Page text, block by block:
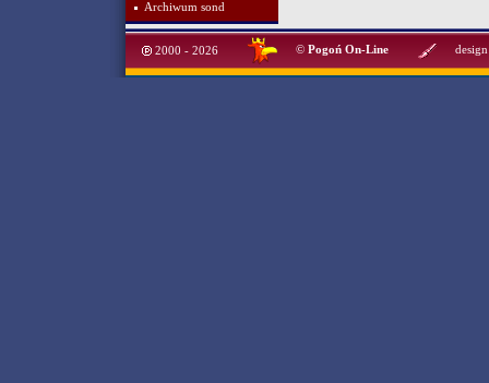
Archiwum sond
2000 - 2026 © Pogoń On-Line